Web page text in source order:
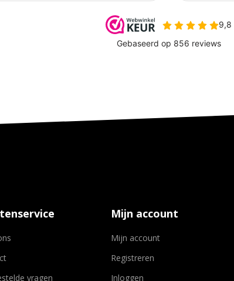
vragen
Mijn account
Mijn account
Registreren
Inloggen